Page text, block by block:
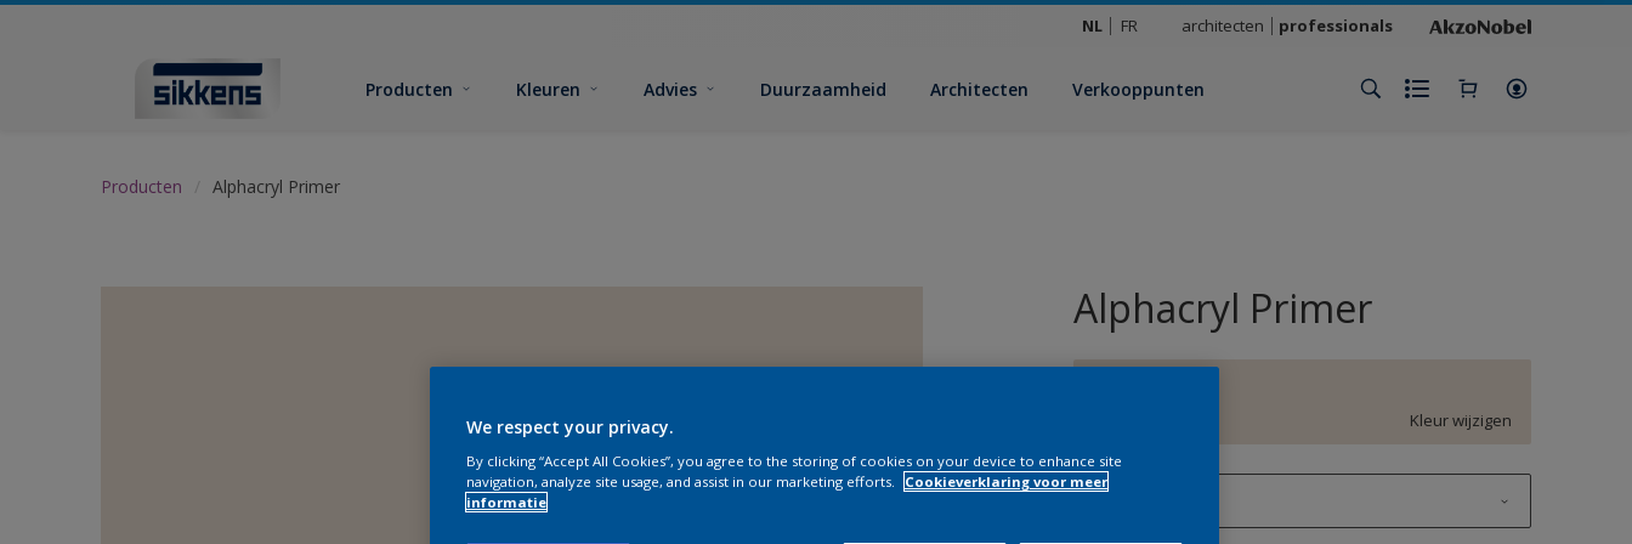
NL FR architecten professionals
Producten Kleuren Advies Duurzaamheid Architecten Verkooppunten
Producten Alphacryl Primer
Alphacryl Primer
Kleur wijzigen
We respect your privacy.
By clicking “Accept All Cookies”, you agree to the storing of cookies on your device to enhance site
navigation, analyze site usage, and assist in our marketing efforts.
Cookieverklaring voor meer
informatie